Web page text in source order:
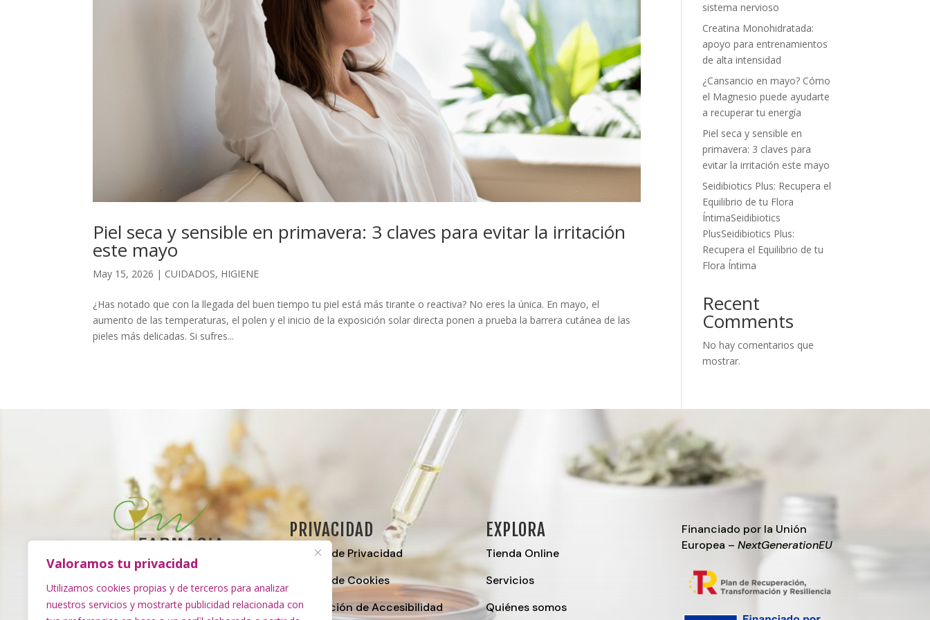
Valoramos tu privacidad
Utilizamos cookies propias y de terceros para analizar
nuestros servicios y mostrarte publicidad relacionada con
Piel seca y sensible en primavera: 3 claves para evitar la irritación
este mayo
May 15, 2026 | CUIDADOS, HIGIENE
¿Has notado que con la llegada del buen tiempo tu piel está más tirante o reactiva? No eres la única. En mayo, el
aumento de las temperaturas, el polen y el inicio de la exposición solar directa ponen a prueba la barrera cutánea de las
pieles más delicadas. Si sufres...
sistema nervioso
Creatina Monohidratada:
apoyo para entrenamientos
de alta intensidad
¿Cansancio en mayo? Cómo
el Magnesio puede ayudarte
a recuperar tu energía
Piel seca y sensible en
primavera: 3 claves para
evitar la irritación este mayo
Seidibiotics Plus: Recupera el
Equilibrio de tu Flora
ÍntimaSeidibiotics
PlusSeidibiotics Plus:
Recupera el Equilibrio de tu
Flora Íntima
Recent
Comments
No hay comentarios que
mostrar.
Farmacia El Escobonal | Dña.
Mariana Casillas Santana.
PRIVACIDAD
Política de Privacidad
Política de Cookies
Declaración de Accesibilidad
EXPLORA
Tienda Online
Servicios
Quiénes somos
Financiado por la Unión
Europea –NextGenerationEU